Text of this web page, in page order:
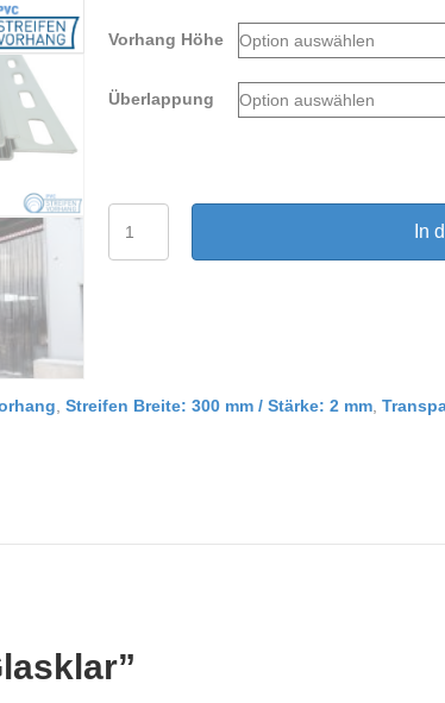
Vorhang Höhe
Überlappung
Streifenvorhang
Transparent
In
Streifen Breite: 300 mm / Stärke: 2 mm